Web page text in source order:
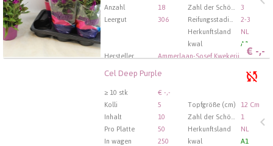
Anzahl
18
3
Leergut
306
2-3
Herkunftsland
NL
kwal
A1
Hersteller
Ammerlaan-Sosef Kwekerij € -,-
Cel Deep Purple
≥ 10 stk
€ -,-
Kolli
5 Topfgröße (cm)
12 Cm
Inhalt
10
1
Pro Platte
50 Herkunftsland
NL
In wagen
250 kwal
A1
U moet ingelogd zijn om te kunnen kopen.